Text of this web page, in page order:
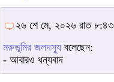
২৬ শে মে, ২০২৬ রাত ৮:৪৩
মরুভূমির জলদস্যু বলেছেন:
- আবারও ধন্যবাদ